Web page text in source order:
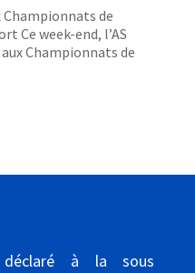
de
Ce week-end, l’AS
Championnats de
déclaré à la sous